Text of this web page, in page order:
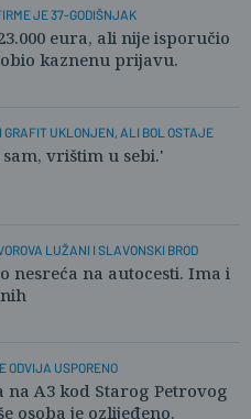
JE 37-GODIŠNJAK
eura, ali nije isporučio
kaznenu prijavu.
GRAFIT UKLONJEN, ALI BOL OSTAJE
vrištim u sebi.'
LUŽANI I SLAVONSKI BROD
nesreća na autocesti. Ima i
ODVIJA USPORENO
na A3 kod Starog Petrovog
osoba je ozlijeđeno.